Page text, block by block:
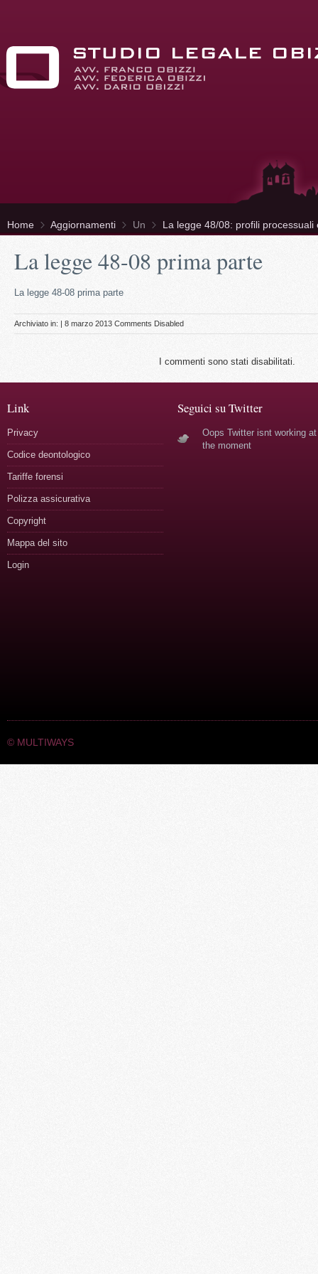
Home Aggiornamenti Un La legge 48/08: profili processuali
La legge 48-08 prima parte
La legge 48-08 prima parte
Archiviato in: | 8 marzo 2013 Comments Disabled
I commenti sono stati disabilitati.
Link
Privacy
Codice deontologico
Tariffe forensi
Polizza assicurativa
Copyright
Mappa del sito
Login
Seguici su Twitter
Oops Twitter isnt working at
the moment
© MULTIWAYS